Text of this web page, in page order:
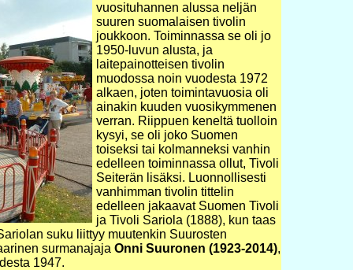
vuosituhannen alussa neljän
suuren suomalaisen tivolin
joukkoon. Toiminnassa se oli jo
1950-luvun alusta, ja
laitepainotteisen tivolin
muodossa noin vuodesta 1972
alkaen, joten toimintavuosia oli
ainakin kuuden vuosikymmenen
verran. Riippuen keneltä tuolloin
kysyi, se oli joko Suomen
toiseksi tai kolmanneksi vanhin
edelleen toiminnassa ollut, Tivoli
Seiterän lisäksi. Luonnollisesti
vanhimman tivolin tittelin
edelleen jakaavat Suomen Tivoli
ja Tivoli Sariola (1888), kun taas
suku liittyy muutenkin Suurosten
surmanajaja Onni Suuronen (1923-2014),
1947.